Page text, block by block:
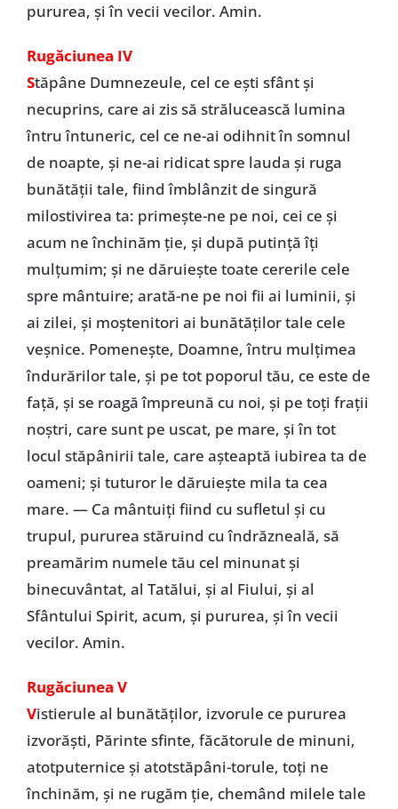
pururea, şi în vecii vecilor. Amin.
Rugăciunea IV
Stăpâne Dumnezeule, cel ce eşti sfânt şi
necuprins, care ai zis să strălucească lumina
întru întuneric, cel ce ne-ai odihnit în somnul
de noapte, şi ne-ai ridicat spre lauda şi ruga
bunătăţii tale, fiind îmblânzit de singură
milostivirea ta: primeşte-ne pe noi, cei ce şi
acum ne închinăm ţie, şi după putinţă îţi
mulţumim; şi ne dăruieşte toate cererile cele
spre mântuire; arată-ne pe noi fii ai luminii, şi
ai zilei, şi moştenitori ai bunătăţilor tale cele
veşnice. Pomeneşte, Doamne, întru mulţimea
îndurărilor tale, şi pe tot poporul tău, ce este de
faţă, şi se roagă împreună cu noi, şi pe toţi fraţii
noştri, care sunt pe uscat, pe mare, şi în tot
locul stăpânirii tale, care aşteaptă iubirea ta de
oameni; şi tuturor le dăruieşte mila ta cea
mare. — Ca mântuiţi fiind cu sufletul şi cu
trupul, pururea stăruind cu îndrăzneală, să
preamărim numele tău cel minunat şi
binecuvântat, al Tatălui, şi al Fiului, şi al
Sfântului Spirit, acum, şi pururea, şi în vecii
vecilor. Amin.
Rugăciunea V
Vistierule al bunătăţilor, izvorule ce pururea
izvorăşti, Părinte sfinte, făcătorule de minuni,
atotputernice şi atotstăpâni-torule, toţi ne
închinăm, şi ne rugăm ţie, chemând milele tale